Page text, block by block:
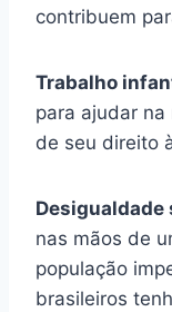
contribuem
Trabalho
para ajudar
de seu direito
Desigualdade
nas mãos de
população
brasileiros